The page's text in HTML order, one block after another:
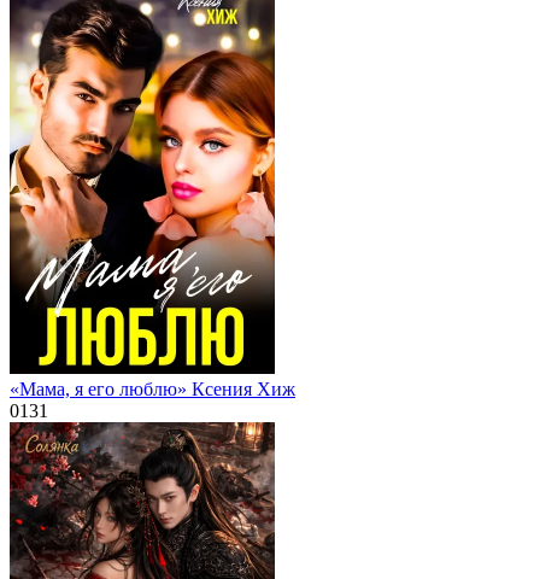
«Мама, я его люблю» Ксения Хиж
0131